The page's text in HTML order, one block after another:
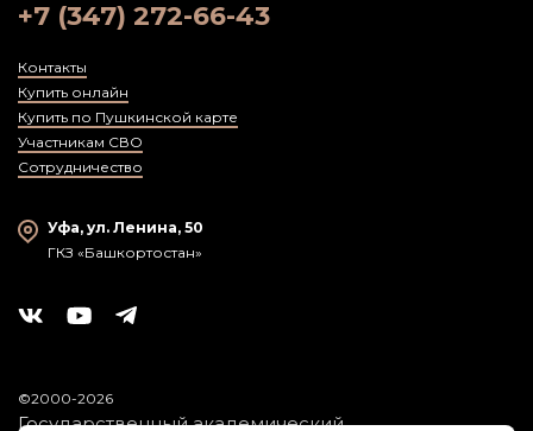
+7 (347) 272-66-43
Контакты
Купить онлайн
Купить по Пушкинской карте
Участникам СВО
Сотрудничество
Уфа, ул. Ленина, 50
ГКЗ «Башкортостан»
©2000-2026
Государственный академический